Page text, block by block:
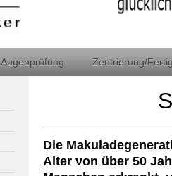
Augenprüfung Zentrierung/
Die
Alter von über 50